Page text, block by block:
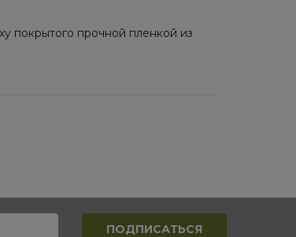
покрытого прочной пленкой из